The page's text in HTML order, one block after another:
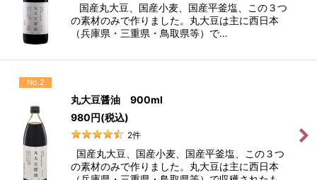
国産丸大豆、国産小麦、国産平釜塩、この３つ
の素材のみで作りました。丸大豆は主に西日本
（兵庫県・三重県・鳥取県等）で…
No.2
丸大豆醤油 900ml
980円(税込)
2件
国産丸大豆、国産小麦、国産平釜塩、この３つ
の素材のみで作りました。丸大豆は主に西日本